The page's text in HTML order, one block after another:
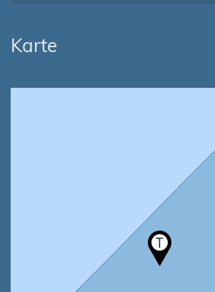
Karte